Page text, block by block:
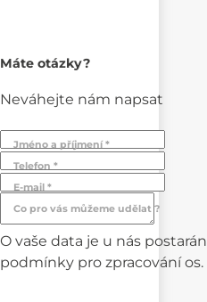
Máte otázky?
Neváhejte nám napsat
Jméno a příjmení *
Telefon *
E-mail *
Co pro vás můžeme udělat ?
O vaše data je u nás
podmínky pro zpracování